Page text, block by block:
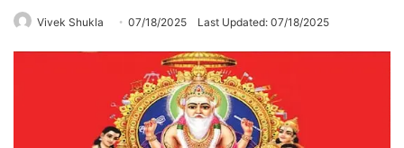
Vivek Shukla 07/18/2025 Last Updated: 07/18/2025